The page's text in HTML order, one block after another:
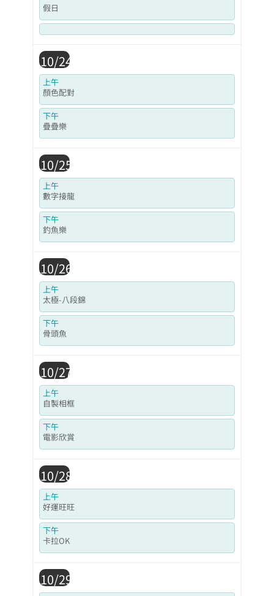
假日
10/24
上午
顏色配對
下午
疊疊樂
10/25
上午
數字接龍
下午
釣魚樂
10/26
上午
太極-八段錦
下午
骨頭魚
10/27
上午
自製相框
下午
電影欣賞
10/28
上午
好運旺旺
下午
卡拉OK
10/29